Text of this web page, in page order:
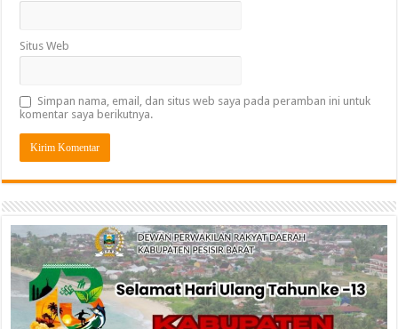
Situs Web
Simpan nama, email, dan situs web saya pada peramban ini untuk
komentar saya berikutnya.